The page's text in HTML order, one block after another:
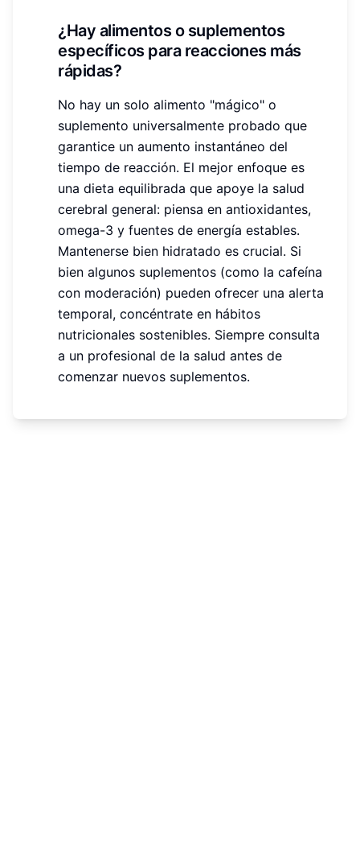
¿Hay alimentos o suplementos
específicos para reacciones más
rápidas?
No hay un solo alimento "mágico" o
suplemento universalmente probado que
garantice un aumento instantáneo del
tiempo de reacción. El mejor enfoque es
una dieta equilibrada que apoye la salud
cerebral general: piensa en antioxidantes,
omega-3 y fuentes de energía estables.
Mantenerse bien hidratado es crucial. Si
bien algunos suplementos (como la cafeína
con moderación) pueden ofrecer una alerta
temporal, concéntrate en hábitos
nutricionales sostenibles. Siempre consulta
a un profesional de la salud antes de
comenzar nuevos suplementos.